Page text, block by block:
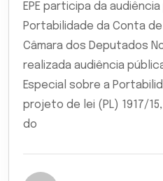
EPE participa da
Portabilidade da Conta de
Câmara dos Deputados
realizada audiência
Especial sobre a
projeto de lei (PL) 1917/
do